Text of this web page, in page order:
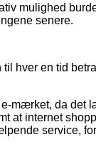
mulighed
senere.
hver en tid
e-mærket, da det
at internet
service,